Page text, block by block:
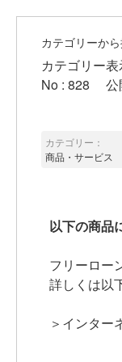
カテゴリーか
カテゴリー
No : 828
公
カテゴリー：
商品・サービス
以下の商品
フリーロー
詳しくは以
＞インター